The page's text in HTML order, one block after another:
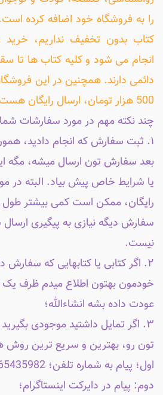
را به فروشگاه خود اضافه کرده
کتاب بدون تخفیف نداریم، خرید
دائمی دارند. همچنین در این
500 هزار تومان، ارسال رایگان هست...
چند نکته مهم در مورد سفارشات
۱. ثبت سفارش که انجام دادید،
بعد سفارش تون ارسال میشه، مگه
یا شرایط خاص پیش بیاد. البته در
رایگان، ممکن است کمی بیشتر
سفارش دیگه نیازی به پیگیری
نیست.
۲. اگر کتابی یا کتابهایی که سفارش
خودمون بهتون اطلاع میدم ظرف یک
عودت داده بشه انشاءالله؛
۳. اگر تمایل داشتید موجودی
تون رو، بهترین و سریع ترین روش
اول؛ پیام به شماره تلفن؛ 09165435982
دوم: پیام در دایرکت اینستاگرام؛